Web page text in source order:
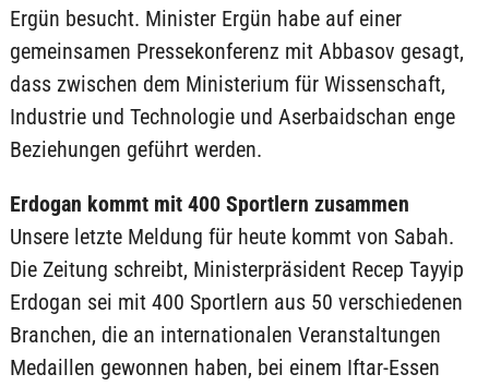
Ergün besucht. Minister Ergün habe auf einer
gemeinsamen Pressekonferenz mit Abbasov gesagt,
dass zwischen dem Ministerium für Wissenschaft,
Industrie und Technologie und Aserbaidschan enge
Beziehungen geführt werden.
Erdogan kommt mit 400 Sportlern zusammen
Unsere letzte Meldung für heute kommt von Sabah.
Die Zeitung schreibt, Ministerpräsident Recep Tayyip
Erdogan sei mit 400 Sportlern aus 50 verschiedenen
Branchen, die an internationalen Veranstaltungen
Medaillen gewonnen haben, bei einem Iftar-Essen